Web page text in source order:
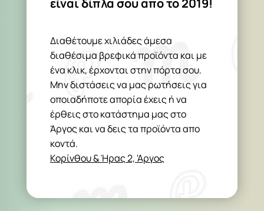
Διαθέτουμε χιλιάδες άμεσα
διαθέσιμα βρεφικά προϊόντα και με
ένα κλικ, έρχονται στην πόρτα σου.
Μην διστάσεις να μας ρωτήσεις για
οποιαδήποτε απορία έχεις ή να
έρθεις στο κατάστημα μας στο
Άργος και να δεις τα προϊόντα απο
κοντά.
Κορίνθου & Ήρας 2, 'Αργος